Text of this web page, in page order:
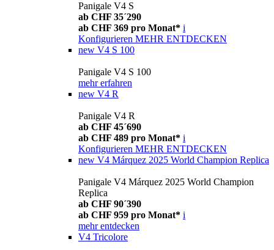
Panigale V4 S
ab CHF 35´290
ab CHF 369 pro Monat* i
Konfigurieren MEHR ENTDECKEN
new V4 S 100
Panigale V4 S 100
mehr erfahren
new V4 R
Panigale V4 R
ab CHF 45´690
ab CHF 489 pro Monat* i
Konfigurieren MEHR ENTDECKEN
new V4 Márquez 2025 World Champion Replica
Panigale V4 Márquez 2025 World Champion
Replica
ab CHF 90´390
ab CHF 959 pro Monat* i
mehr entdecken
V4 Tricolore